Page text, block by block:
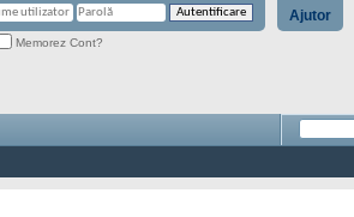
Ajutor
Memorez Cont?